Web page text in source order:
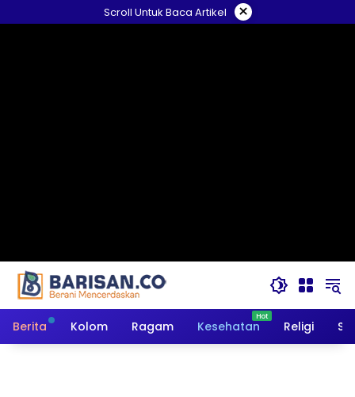
ke
Scroll Untuk Baca Artikel ×
Berita Kolom Ragam Kesehatan Religi